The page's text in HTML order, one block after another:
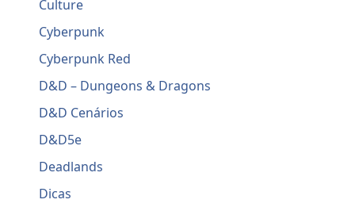
Culture
Cyberpunk
Cyberpunk Red
D&D – Dungeons & Dragons
D&D Cenários
D&D5e
Deadlands
Dicas